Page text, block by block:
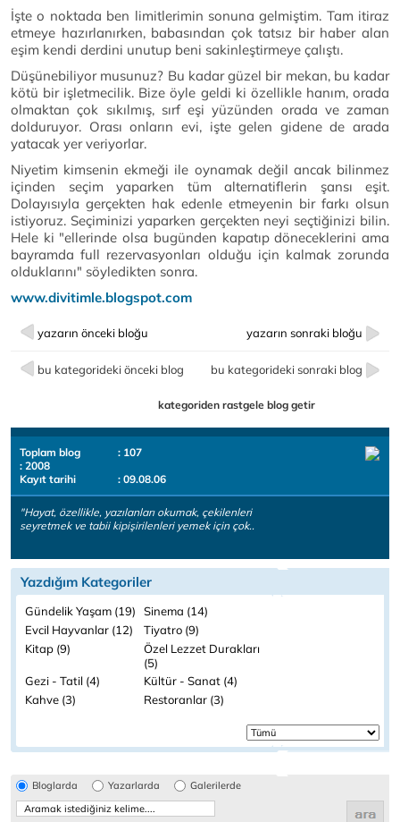
İşte o noktada ben limitlerimin sonuna gelmiştim. Tam itiraz
etmeye hazırlanırken, babasından çok tatsız bir haber alan
eşim kendi derdini unutup beni sakinleştirmeye çalıştı.
Düşünebiliyor musunuz? Bu kadar güzel bir mekan, bu kadar
kötü bir işletmecilik. Bize öyle geldi ki özellikle hanım, orada
olmaktan çok sıkılmış, sırf eşi yüzünden orada ve zaman
dolduruyor. Orası onların evi, işte gelen gidene de arada
yatacak yer veriyorlar.
Niyetim kimsenin ekmeği ile oynamak değil ancak bilinmez
içinden seçim yaparken tüm alternatiflerin şansı eşit.
Dolayısıyla gerçekten hak edenle etmeyenin bir farkı olsun
istiyoruz. Seçiminizi yaparken gerçekten neyi seçtiğinizi bilin.
Hele ki "ellerinde olsa bugünden kapatıp döneceklerini ama
bayramda full rezervasyonları olduğu için kalmak zorunda
olduklarını" söyledikten sonra.
www.divitimle.blogspot.com
yazarın önceki bloğu yazarın sonraki bloğu
bu kategorideki önceki blog bu kategorideki sonraki blog
kategoriden rastgele blog getir
Toplam blog
: 107
: 2008
Kayıt tarihi
: 09.08.06
"Hayat, özellikle, yazılanları okumak, çekilenleri
seyretmek ve tabii kipişirilenleri yemek için çok..
Yazdığım Kategoriler
Gündelik Yaşam (19)
Sinema (14)
Evcil Hayvanlar (12)
Tiyatro (9)
Kitap (9)
Özel Lezzet Durakları
(5)
Gezi - Tatil (4)
Kültür - Sanat (4)
Kahve (3)
Restoranlar (3)
Bloglarda Yazarlarda Galerilerde